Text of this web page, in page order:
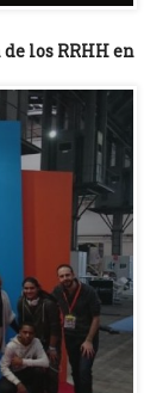
los RRHH en